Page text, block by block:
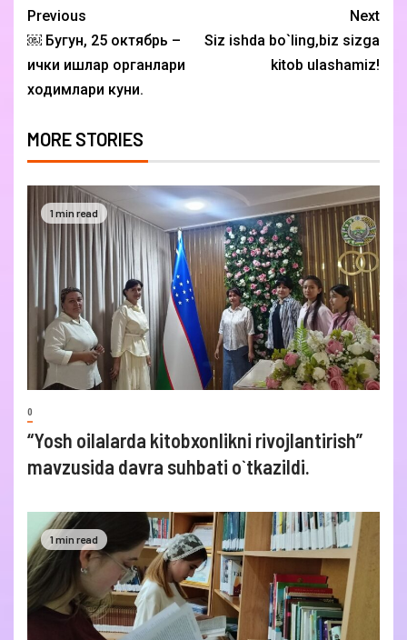
Previous
￼ Бугун, 25 октябрь –
ички ишлар органлари
ходимлари куни.
Next
Siz ishda bo`ling,biz sizga
kitob ulashamiz!
MORE STORIES
1 min read
0
“Yosh oilalarda kitobxonlikni rivojlantirish”
mavzusida davra suhbati o`tkazildi.
1 min read